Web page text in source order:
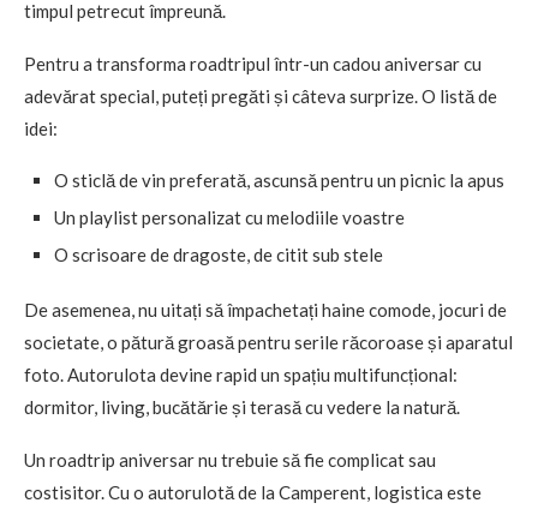
timpul petrecut împreună.
Pentru a transforma roadtripul într-un cadou aniversar cu
adevărat special, puteți pregăti și câteva surprize. O listă de
idei:
O sticlă de vin preferată, ascunsă pentru un picnic la apus
Un playlist personalizat cu melodiile voastre
O scrisoare de dragoste, de citit sub stele
De asemenea, nu uitați să împachetați haine comode, jocuri de
societate, o pătură groasă pentru serile răcoroase și aparatul
foto. Autorulota devine rapid un spațiu multifuncțional:
dormitor, living, bucătărie și terasă cu vedere la natură.
Un roadtrip aniversar nu trebuie să fie complicat sau
costisitor. Cu o autorulotă de la Camperent, logistica este